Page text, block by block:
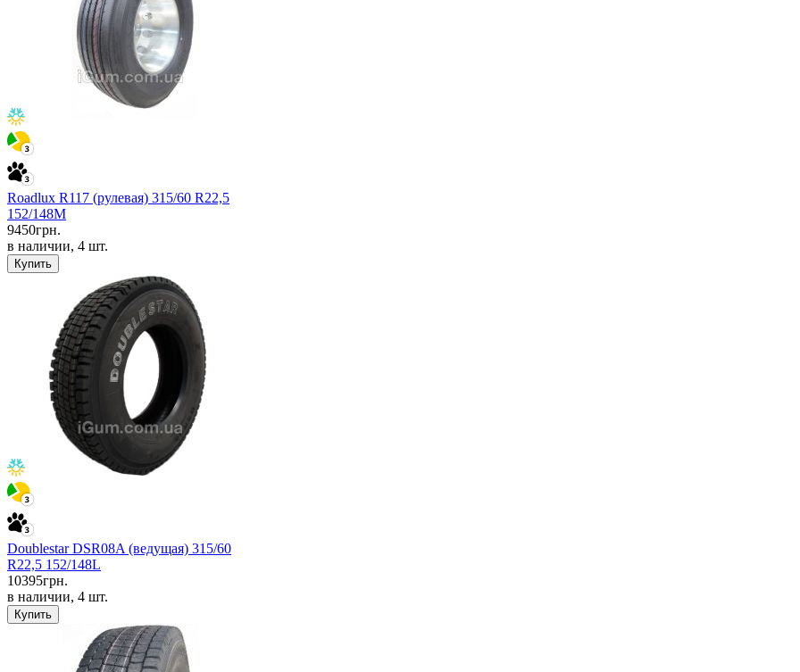
Roadlux R117 (рулевая) 315/60 R22,5
152/148M
9450грн.
в наличии, 4 шт.
Купить
Doublestar DSR08A (ведущая) 315/60
R22,5 152/148L
10395грн.
в наличии, 4 шт.
Купить